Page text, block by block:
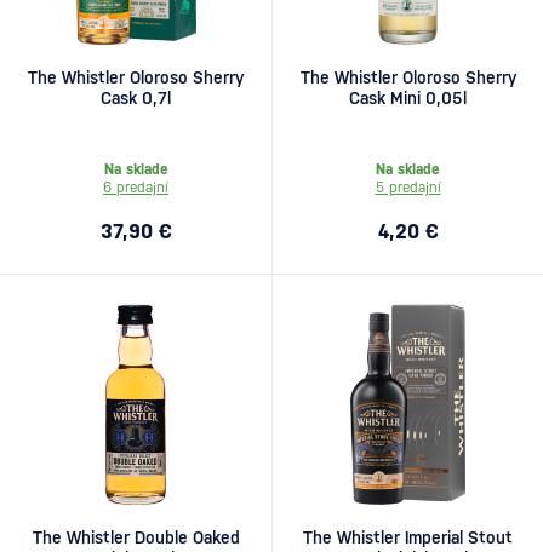
The Whistler Oloroso Sherry
Cask 0,7l
Na sklade
6 predajní
37,90 €
The Whistler Oloroso Sherry
Cask Mini 0,05l
Na sklade
5 predajní
4,20 €
The Whistler Double Oaked
The Whistler Imperial Stout